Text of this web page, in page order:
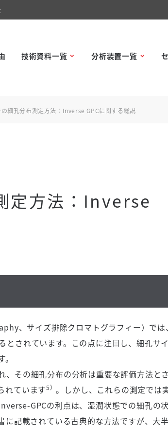
技術資料一覧 分析装置一覧
細孔分布測定方法：Inverse GPCに関する総説
定方法：Inverse
、サイズ排除クロマトグラフィー）では
されています。この点に注目し、細孔サ
その細孔分布の分析は重要な評価方法と
れています5） 。しかし、これらの測定では
GPCの利点は、湿潤状態での細孔の
に記載されている古典的な方法ですが、大